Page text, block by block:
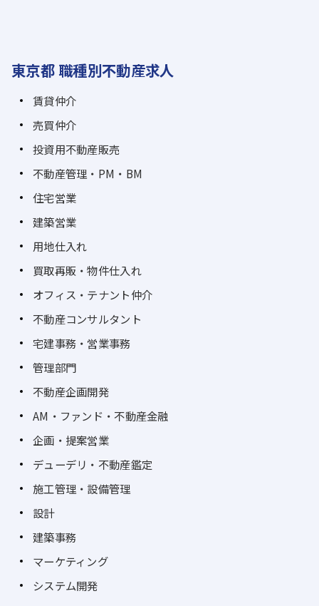
東京都 職種別不動産求人
賃貸仲介
売買仲介
投資用不動産販売
不動産管理・PM・BM
住宅営業
建築営業
用地仕入れ
買取再販・物件仕入れ
オフィス・テナント仲介
不動産コンサルタント
宅建事務・営業事務
管理部門
不動産企画開発
AM・ファンド・不動産金融
企画・提案営業
デューデリ・不動産鑑定
施工管理・設備管理
設計
建築事務
マーケティング
システム開発